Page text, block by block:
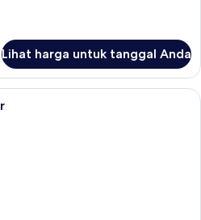
Lihat harga untuk tanggal Anda
Suite Premier, 1 kamar tidur | Seprai